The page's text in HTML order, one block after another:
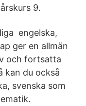
9.
engelska,
ger en allmän
och fortsatta
kan du också
svenska som